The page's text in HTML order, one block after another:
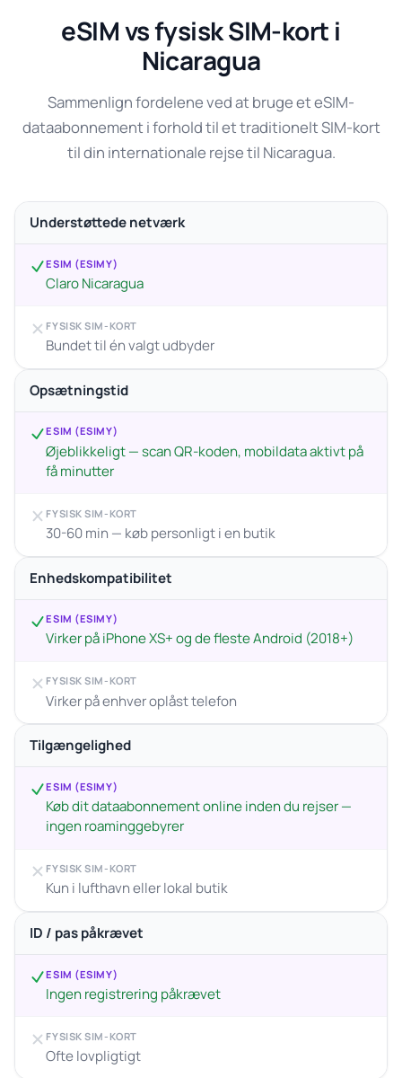
eSIM vs fysisk SIM-kort i
Nicaragua
Sammenlign fordelene ved at bruge et eSIM-
dataabonnement i forhold til et traditionelt SIM-kort
til din internationale rejse til Nicaragua.
Understøttede netværk
ESIM (ESIMY)
Claro Nicaragua
FYSISK SIM-KORT
Bundet til én valgt udbyder
Opsætningstid
ESIM (ESIMY)
Øjeblikkeligt — scan QR-koden, mobildata aktivt på
få minutter
FYSISK SIM-KORT
30-60 min — køb personligt i en butik
Enhedskompatibilitet
ESIM (ESIMY)
Virker på iPhone XS+ og de fleste Android (2018+)
FYSISK SIM-KORT
Virker på enhver oplåst telefon
Tilgængelighed
ESIM (ESIMY)
Køb dit dataabonnement online inden du rejser —
ingen roaminggebyrer
FYSISK SIM-KORT
Kun i lufthavn eller lokal butik
ID / pas påkrævet
ESIM (ESIMY)
Ingen registrering påkrævet
FYSISK SIM-KORT
Ofte lovpligtigt